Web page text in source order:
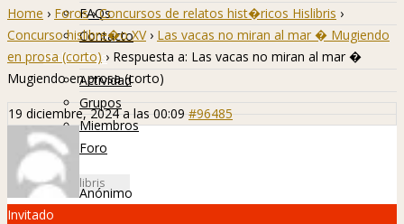
FAQs
Contacto
Hislibreños
Actividad
Grupos
Miembros
Foro
Home › Foros › Concursos de relatos hist�ricos Hislibris ›
Concurso hislibre�o XV › Las vacas no miran al mar � Mugiendo
en prosa (corto) › Respuesta a: Las vacas no miran al mar �
Mugiendo en prosa (corto)
19 diciembre, 2024 a las 00:09 #96485
Anónimo
Invitado